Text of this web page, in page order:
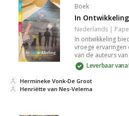
Boek
In Ontwikkeling
In ontwikkeling
vroege ervaringen
van de auteurs
Zwijndrecht
helpt om
praktische
het handvatten
groei, en is het
Leverbaar
Henriëtte van Nes-Velema
Hermineke Vonk-De Groot